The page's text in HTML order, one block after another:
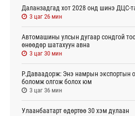
Даланзадгад хот 2028 онд шинэ ДЦС-
3 цаг 26 мин
Автомашины улсын дугаар сондгой
өнөөдөр шатахуун авна
3 цаг 30 мин
Р.Даваадорж: Энэ намрын экспортын
боломж олгож болох юм
3 цаг 36 мин
Улаанбаатарт өдөртөө 30 хэм дулаан